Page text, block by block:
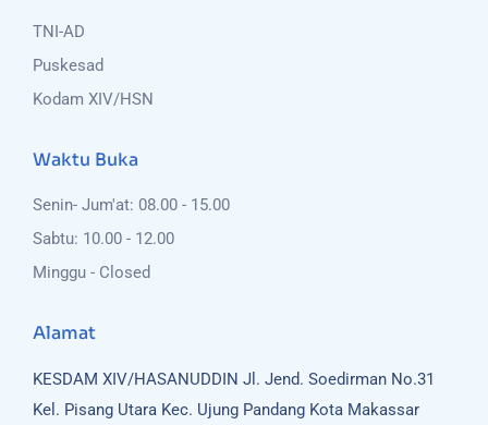
TNI-AD
Puskesad
Kodam XIV/HSN
Waktu Buka
Senin- Jum'at: 08.00 - 15.00
Sabtu: 10.00 - 12.00
Minggu - Closed
Alamat
KESDAM XIV/HASANUDDIN Jl. Jend. Soedirman No.31
Kel. Pisang Utara Kec. Ujung Pandang Kota Makassar